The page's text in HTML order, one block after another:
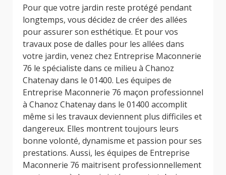
Pour que votre jardin reste protégé pendant
longtemps, vous décidez de créer des allées
pour assurer son esthétique. Et pour vos
travaux pose de dalles pour les allées dans
votre jardin, venez chez Entreprise Maconnerie
76 le spécialiste dans ce milieu à Chanoz
Chatenay dans le 01400. Les équipes de
Entreprise Maconnerie 76 maçon professionnel
à Chanoz Chatenay dans le 01400 accomplit
même si les travaux deviennent plus difficiles et
dangereux. Elles montrent toujours leurs
bonne volonté, dynamisme et passion pour ses
prestations. Aussi, les équipes de Entreprise
Maconnerie 76 maitrisent professionnellement